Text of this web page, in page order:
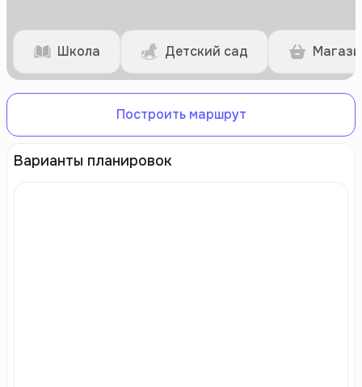
Школа Детский сад
Построить маршрут
Варианты планировок